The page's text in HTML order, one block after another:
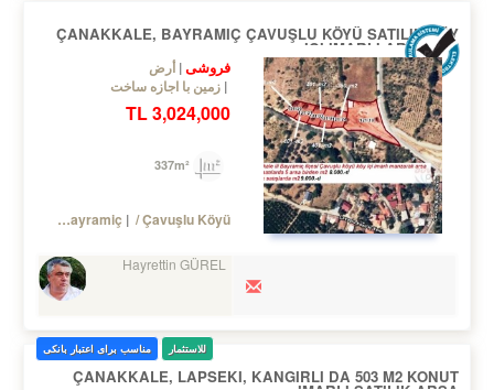
ÇANAKKALE, BAYRAMIÇ ÇAVUŞLU KÖYÜ SATILIK KÖY
IÇI IMARLI ARSALAR
فروشی أرض
زمین با اجازه ساخت
3,024,000 TL
Turkey Çanakkale / Bayramiç / Çavuşlu Köyü
Hayrettin GÜREL
للاستثمار مناسب برای اعتبار بانکی
ÇANAKKALE, LAPSEKI, KANGIRLI DA 503 M2 KONUT